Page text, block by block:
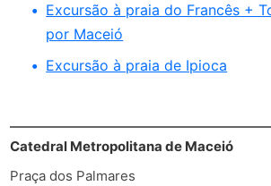
Excursão à praia do Francês +
por Maceió
Excursão à praia de Ipioca
Catedral Metropolitana de Maceió
Praça dos Palmares